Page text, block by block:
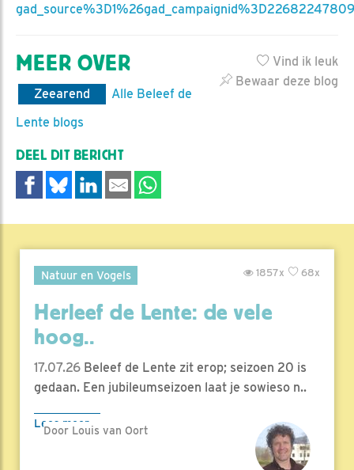
Vind ik leuk
Bewaar deze blog
MEER OVER
Zeearend
Alle Beleef de
Lente blogs
DEEL DIT BERICHT
Natuur en Vogels 68x
1857x
Herleef de Lente: de vele
hoog..
17.07.26 Beleef de Lente zit erop; seizoen 20 is
gedaan. Een jubileumseizoen laat je sowieso n..
Lees meer
Door Louis van Oort